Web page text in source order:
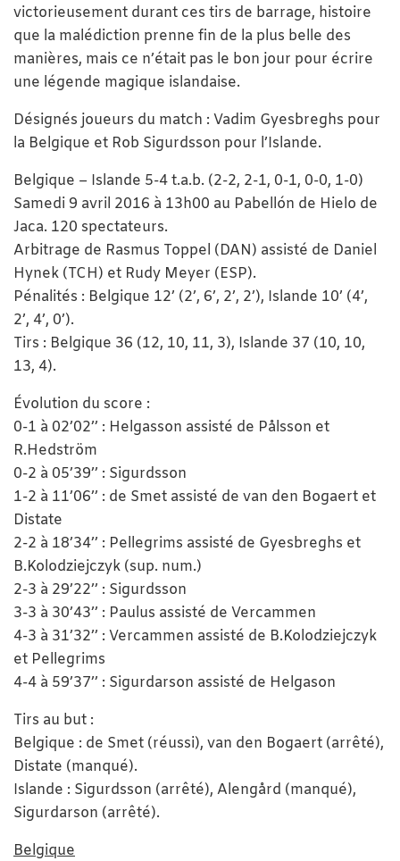
victorieusement durant ces tirs de barrage, histoire
que la malédiction prenne fin de la plus belle des
manières, mais ce n’était pas le bon jour pour écrire
une légende magique islandaise.
Désignés joueurs du match : Vadim Gyesbreghs pour
la Belgique et Rob Sigurdsson pour l’Islande.
Belgique – Islande 5-4 t.a.b. (2-2, 2-1, 0-1, 0-0, 1-0)
Samedi 9 avril 2016 à 13h00 au Pabellón de Hielo de
Jaca. 120 spectateurs.
Arbitrage de Rasmus Toppel (DAN) assisté de Daniel
Hynek (TCH) et Rudy Meyer (ESP).
Pénalités : Belgique 12’ (2’, 6’, 2’, 2’), Islande 10’ (4’,
2’, 4’, 0’).
Tirs : Belgique 36 (12, 10, 11, 3), Islande 37 (10, 10,
13, 4).
Évolution du score :
0-1 à 02’02’’ : Helgasson assisté de Pålsson et
R.Hedström
0-2 à 05’39’’ : Sigurdsson
1-2 à 11’06’’ : de Smet assisté de van den Bogaert et
Distate
2-2 à 18’34’’ : Pellegrims assisté de Gyesbreghs et
B.Kolodziejczyk (sup. num.)
2-3 à 29’22’’ : Sigurdsson
3-3 à 30’43’’ : Paulus assisté de Vercammen
4-3 à 31’32’’ : Vercammen assisté de B.Kolodziejczyk
et Pellegrims
4-4 à 59’37’’ : Sigurdarson assisté de Helgason
Tirs au but :
Belgique : de Smet (réussi), van den Bogaert (arrêté),
Distate (manqué).
Islande : Sigurdsson (arrêté), Alengård (manqué),
Sigurdarson (arrêté).
Belgique